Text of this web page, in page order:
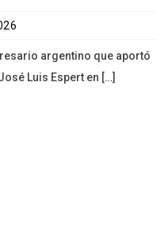
argentino que aportó
Luis Espert en […]